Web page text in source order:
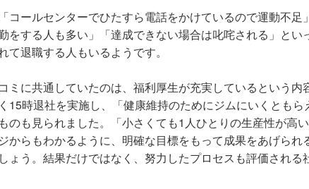
コールセンターでひたすら電話をかけているので運動不
をする人も多い」「達成できない場合は叱咤される」とい
て退職する人もいるようです。
ミに共通していたのは、福利厚生が充実しているという内
15時退社を実施し、「健康維持のためにジムにいくとも
のも見られました。「小さくても1人ひとりの生産性が高
からもわかるように、明確な目標をもって成果をあげら
ょう。結果だけではなく、努力したプロセスも評価される